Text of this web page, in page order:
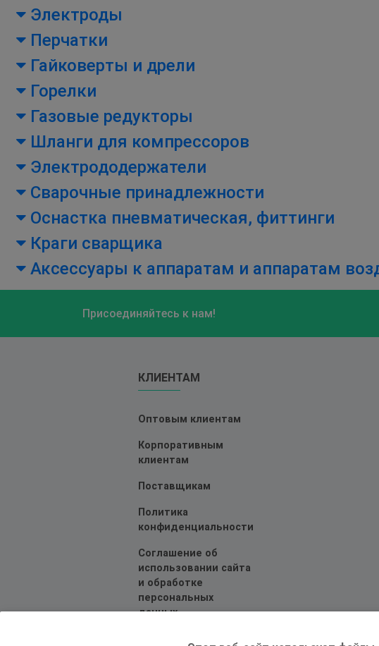
Электроды
Перчатки
Гайковерты и дрели
Горелки
Газовые редукторы
Шланги для компрессоров
Электрододержатели
Сварочные принадлежности
Оснастка пневматическая, фиттинги
Краги сварщика
Аксессуары к аппаратам и аппаратам
Присоединяйтесь к нам!
КЛИЕНТАМ
Оптовым клиентам
Корпоративным
клиентам
Поставщикам
Политика
конфиденциальности
Соглашение об
использовании сайта
и обработке
персональных
данных